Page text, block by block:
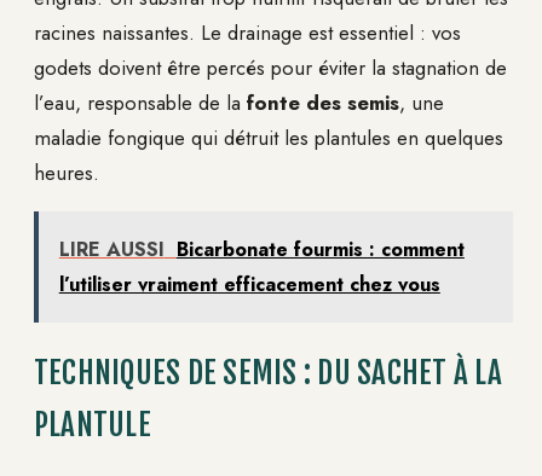
racines naissantes. Le drainage est essentiel : vos
godets doivent être percés pour éviter la stagnation de
l’eau, responsable de la fonte des semis, une
maladie fongique qui détruit les plantules en quelques
heures.
LIRE AUSSI Bicarbonate fourmis : comment
l’utiliser vraiment efficacement chez vous
TECHNIQUES DE SEMIS : DU SACHET À LA
PLANTULE